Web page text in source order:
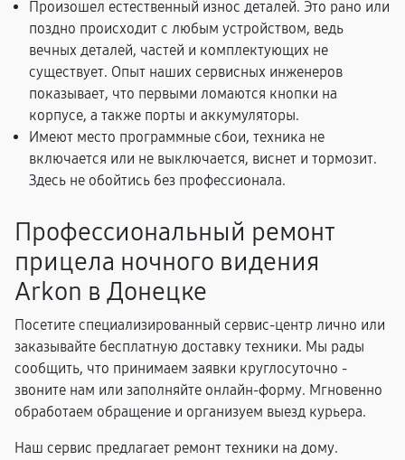
Произошел естественный износ деталей. Это рано или
поздно происходит с любым устройством, ведь
вечных деталей, частей и комплектующих не
существует. Опыт наших сервисных инженеров
показывает, что первыми ломаются кнопки на
корпусе, а также порты и аккумуляторы.
Имеют место программные сбои, техника не
включается или не выключается, виснет и тормозит.
Здесь не обойтись без профессионала.
Профессиональный ремонт
прицела ночного видения
Arkon в Донецке
Посетите специализированный сервис-центр лично или
заказывайте бесплатную доставку техники. Мы рады
сообщить, что принимаем заявки круглосуточно -
звоните нам или заполняйте онлайн-форму. Мгновенно
обработаем обращение и организуем выезд курьера.
Наш сервис предлагает ремонт техники на дому.